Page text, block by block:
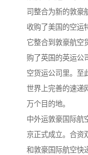
司整合为新的敦豪
收购了美国的空运
它整合到敦豪航空
购了英国的英运公
空货运公司里。至
世界上完善的速递
万个目的地。
中外运敦豪国际航
京正式成立。合资
和敦豪国际航空快